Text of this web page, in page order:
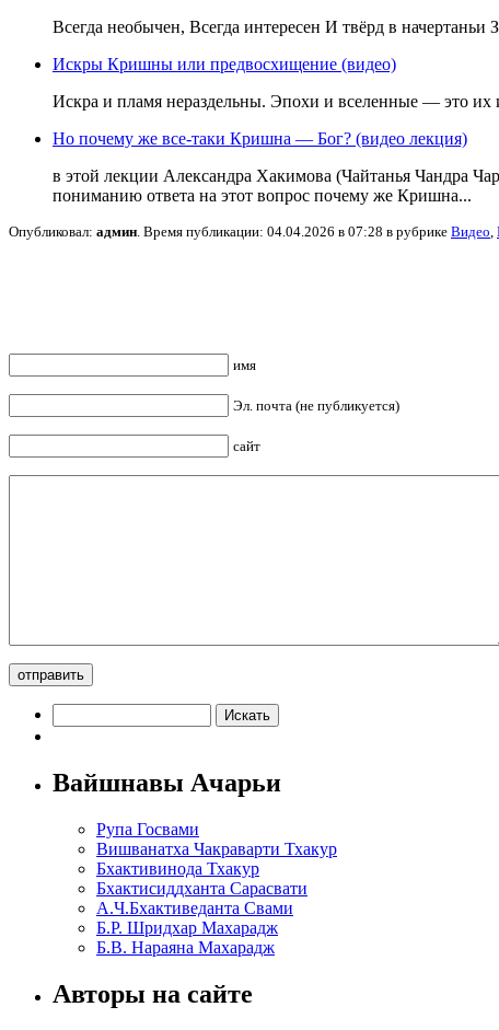
Всегда необычен, Всегда интересен И твёрд в начертаньи
Искры Кришны или предвосхищение (видео)
Искра и пламя нераздельны. Эпохи и вселенные — это их
Но почему же все-таки Кришна — Бог? (видео лекция)
в этой лекции Александра Хакимова (Чайтанья Чандра
пониманию ответа на этот вопрос почему же Кришна...
Опубликовал: админ . Время публикации: 04.04.2026 в 07:28 в рубрике Видео
имя
Эл. почта (не публикуется)
сайт
Вайшнавы Ачарьи
Рупа Госвами
Вишванатха Чакраварти Тхакур
Бхактивинода Тхакур
Бхактисиддханта Сарасвати
А.Ч.Бхактиведанта Свами
Б.Р. Шридхар Махарадж
Б.В. Нараяна Махарадж
Авторы на сайте